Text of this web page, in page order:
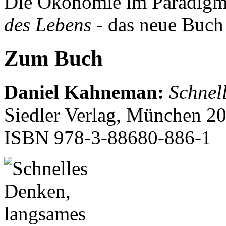
des Lebens - das neue
Zum Buch
Daniel Kahneman:
Siedler Verlag, München
ISBN 978-3-88680-886-1